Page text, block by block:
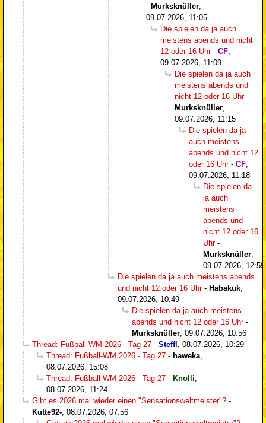
- Murksknüller
09.07.2026, 11:05
Die spielen da ja auch
meistens abends und nicht
12 oder 16 Uhr- CF
09.07.2026, 11:09
Die spielen da ja auch
meistens abends und
nicht 12 oder 16 Uhr-
Murksknüller
09.07.2026, 11:15
Die spielen da ja
auch meistens
abends und nicht 12
oder 16 Uhr- CF
09.07.2026, 11:18
Die spielen da
ja auch
meistens
abends und
nicht 12 oder 16
Uhr-
Murksknüller
09.07.2026, 12:59
Die spielen da ja auch meistens abends
und nicht 12 oder 16 Uhr- Habakuk
09.07.2026, 10:49
Die spielen da ja auch meistens
abends und nicht 12 oder 16 Uhr-
Murksknüller 09.07.2026, 10:56
Thread: Fußball-WM 2026 - Tag 27 - Steffl
08.07.2026, 10:29
Thread: Fußball-WM 2026 - Tag 27 - haweka
08.07.2026, 15:08
Thread: Fußball-WM 2026 - Tag 27 - Knolli
08.07.2026, 11:24
Gibt es 2026 mal wieder einen "Sensationsweltmeister"? -
Kutte92- 08.07.2026, 07:56